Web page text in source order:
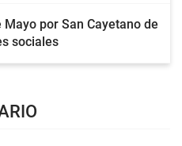
por San Cayetano de
sociales